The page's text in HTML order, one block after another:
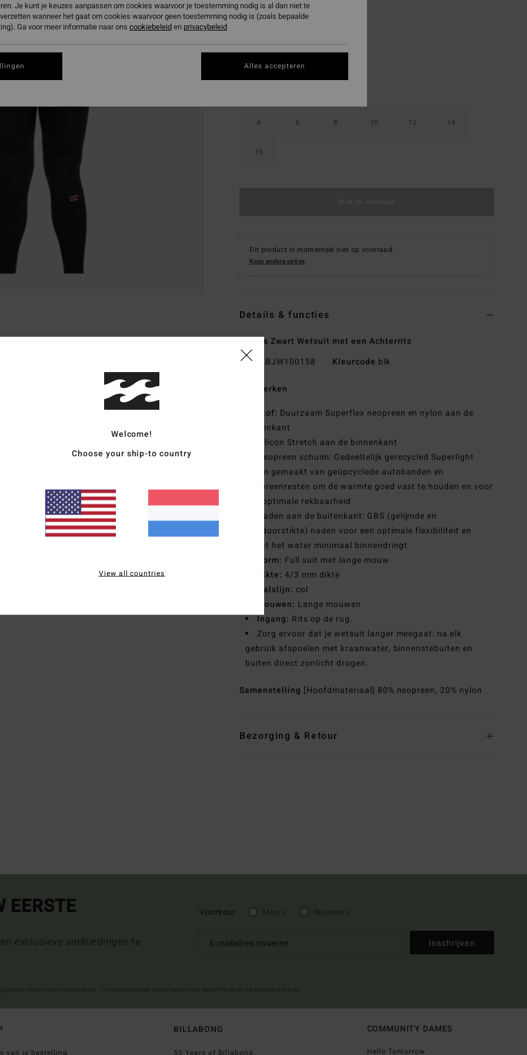
4 6 8 10 12 14
16
Dit product is momenteel niet op voorraad.
Koop andere opties
Details & functies
Dames Zwart Wetsuit met een Achterrits
Stijl
ABJW100158 Kleurcode blk
Kenmerken
Stof: Duurzaam Superflex neopreen en nylon aan de
buitenkant
Silicon Stretch aan de binnenkant
Neopreen schuim: Gedeeltelijk gerecycled Superlight
Foam gemaakt van geüpcyclede autobanden en
neopreenresten om de warmte goed vast te houden en voor
een optimale rekbaarheid
Naden aan de buitenkant: GBS (gelijmde en
halfdoorstikte) naden voor een optimale flexibiliteit en
zodat het water minimaal binnendringt
Vorm: Full suit met lange mouw
Dikte: 4/3 mm dikte
Halslijn: col
Mouwen: Lange mouwen
Ingang: Rits op de rug.
Zorg ervoor dat je wetsuit langer meegaat: na elk
gebruik afspoelen met kraanwater, binnenstebuiten en
buiten direct zonlicht drogen.
Samenstelling [Hoofdmateriaal] 80% neopreen, 20% nylon
Bezorging & Retour
EERSTE
exclusieve aanbiedingen te
Voorkeur
Inschrijven
van je bestelling
BILLABONG
50 Years of Billabong
COMMUNITY DAMES
Hello Tomorrow
Welcome!
Choose your ship-to country
View all countries
Je kunt je keuzes aanpassen om cookies waarvoor je toestemming nodig is al dan niet te
wanneer het gaat om cookies waarvoor geen toestemming nodig is (zoals bepaalde
Ga voor meer informatie naar ons cookiebeleiden privacybeleid
Alles accepteren